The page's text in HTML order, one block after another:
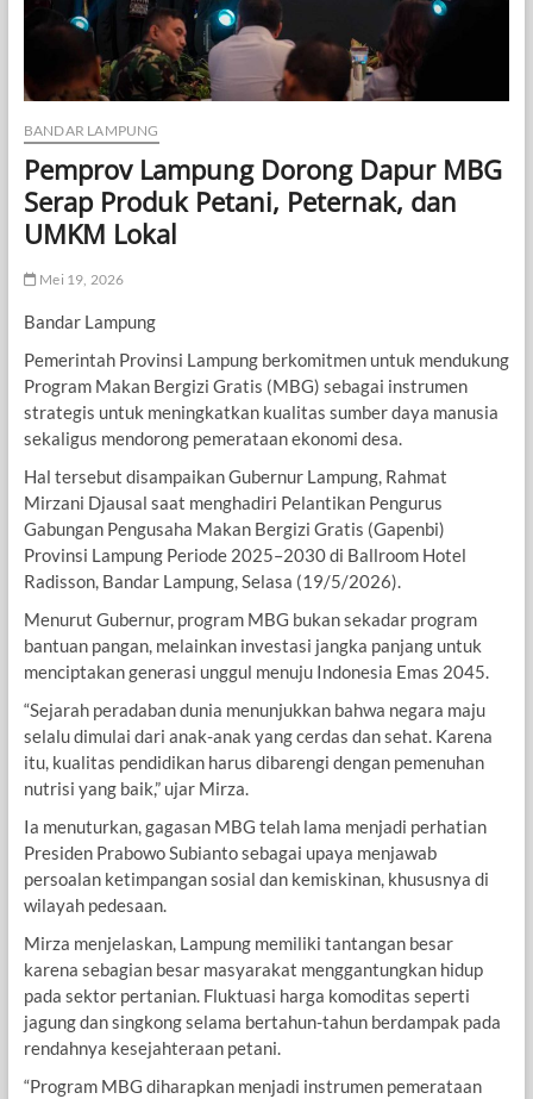
BANDAR LAMPUNG
Pemprov Lampung Dorong Dapur MBG
Serap Produk Petani, Peternak, dan
UMKM Lokal
Mei 19, 2026
Bandar Lampung
Pemerintah Provinsi Lampung berkomitmen untuk mendukung
Program Makan Bergizi Gratis (MBG) sebagai instrumen
strategis untuk meningkatkan kualitas sumber daya manusia
sekaligus mendorong pemerataan ekonomi desa.
Hal tersebut disampaikan Gubernur Lampung, Rahmat
Mirzani Djausal saat menghadiri Pelantikan Pengurus
Gabungan Pengusaha Makan Bergizi Gratis (Gapenbi)
Provinsi Lampung Periode 2025–2030 di Ballroom Hotel
Radisson, Bandar Lampung, Selasa (19/5/2026).
Menurut Gubernur, program MBG bukan sekadar program
bantuan pangan, melainkan investasi jangka panjang untuk
menciptakan generasi unggul menuju Indonesia Emas 2045.
“Sejarah peradaban dunia menunjukkan bahwa negara maju
selalu dimulai dari anak-anak yang cerdas dan sehat. Karena
itu, kualitas pendidikan harus dibarengi dengan pemenuhan
nutrisi yang baik,” ujar Mirza.
Ia menuturkan, gagasan MBG telah lama menjadi perhatian
Presiden Prabowo Subianto sebagai upaya menjawab
persoalan ketimpangan sosial dan kemiskinan, khususnya di
wilayah pedesaan.
Mirza menjelaskan, Lampung memiliki tantangan besar
karena sebagian besar masyarakat menggantungkan hidup
pada sektor pertanian. Fluktuasi harga komoditas seperti
jagung dan singkong selama bertahun-tahun berdampak pada
rendahnya kesejahteraan petani.
“Program MBG diharapkan menjadi instrumen pemerataan